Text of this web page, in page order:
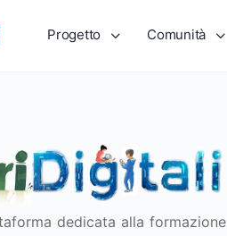
Progetto Comunità
dedicata alla formazione